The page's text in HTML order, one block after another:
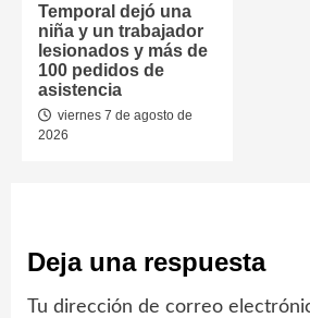
Temporal dejó una
niña y un trabajador
lesionados y más de
100 pedidos de
asistencia
viernes 7 de agosto de
2026
Deja una respuesta
Tu dirección de correo